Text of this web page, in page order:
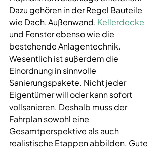
Dazu gehören in der Regel Bauteile
wie Dach, Außenwand, Kellerdecke
und Fenster ebenso wie die
bestehende Anlagentechnik.
Wesentlich ist außerdem die
Einordnung in sinnvolle
Sanierungspakete. Nicht jeder
Eigentümer will oder kann sofort
vollsanieren. Deshalb muss der
Fahrplan sowohl eine
Gesamtperspektive als auch
realistische Etappen abbilden. Gute